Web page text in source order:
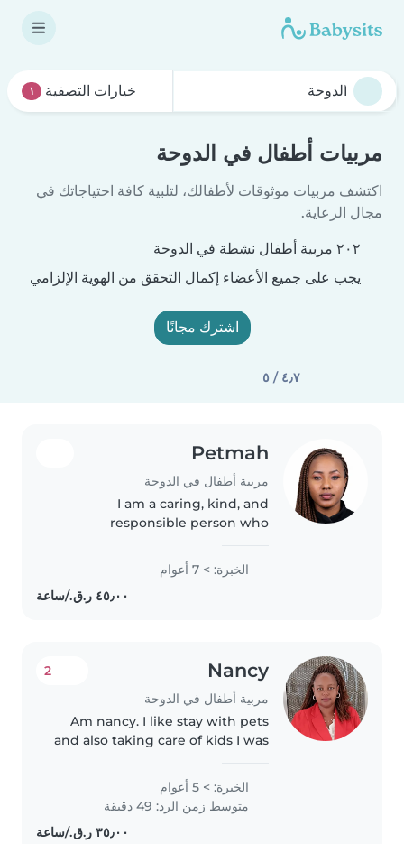
خيارات التصفية ١
مربيات أطفال في الدوحة
اكتشف مربيات موثوقات لأطفالك، لتلبية كافة احتياجاتك في
مجال الرعاية.
٢٠٢ مربية أطفال نشطة في الدوحة
يجب على جميع الأعضاء إكمال التحقق من الهوية الإلزامي
اشترك مجانًا
٤٫٧ / ٥
Petmah
مربية أطفال في الدوحة
I am a caring, kind, and
responsible person who
with children and animals. I have
a playful personality that helps
me build trust and create a fun,
الخبرة: > 7 أعوام
Nancy
مربية أطفال في الدوحة
2
Am nancy. I like stay with pets
and also taking care of kids I was
things.i also do house chores.i
have a valid qatar..
الخبرة: > 5 أعوام
متوسط زمن الرد: 49 دقيقة